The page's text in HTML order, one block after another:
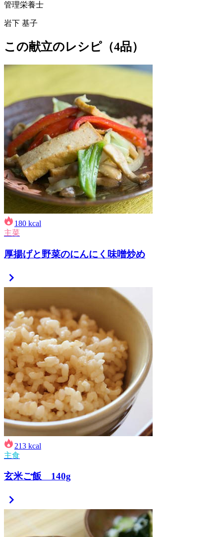
管理栄養士
岩下 基子
この献立のレシピ（4品）
180 kcal
主菜
厚揚げと野菜のにんにく味噌炒め
213 kcal
主食
玄米ご飯 140g